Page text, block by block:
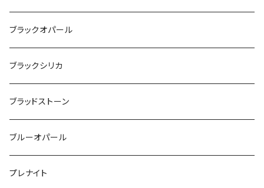
ブラックオパール
ブラックシリカ
ブラッドストーン
ブルーオパール
プレナイト